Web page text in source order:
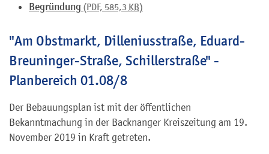
Begründung (PDF, 585,3 KB)
"Am Obstmarkt, Dilleniusstraße, Eduard-
Breuninger-Straße, Schillerstraße" -
Planbereich 01.08/8
Der Bebauungsplan ist mit der öffentlichen
Bekanntmachung in der Backnanger Kreiszeitung am 19.
November 2019 in Kraft getreten.